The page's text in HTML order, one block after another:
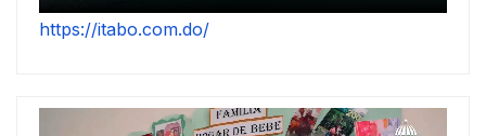
https://itabo.com.do/